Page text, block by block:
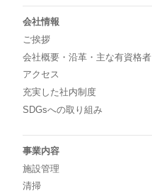
会社情報
ご挨拶
会社概要・沿革・主な有資格者
アクセス
充実した社内制度
SDGsへの取り組み
事業内容
施設管理
清掃